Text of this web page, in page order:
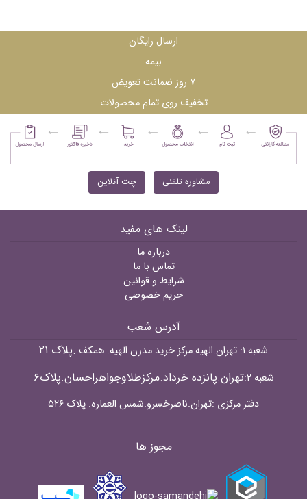
ارسال رایگان
بیمه
۷ روز ضمانت تعویض
تخفیف روی تمام محصولات
مشاوره تلفنی چت آنلاین
لینک های مفید
درباره ما
تماس با ما
شرایط و قوانین
حریم خصوصی
آدرس شعب
شعبه ۱: تهران.الهیه.مرکز خرید مدرن الهیه. همکف .پلاک ۲۱
شعبه ۲: تهران.پانزده خرداد.مرکزطلاوجواهراحسان.پلاک۶
دفتر مرکزی :تهران.ناصرخسرو.شمس العماره. پلاک ۵۲۶
مجوز ها